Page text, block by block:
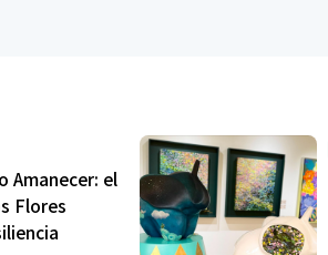
Amanecer: el
Flores